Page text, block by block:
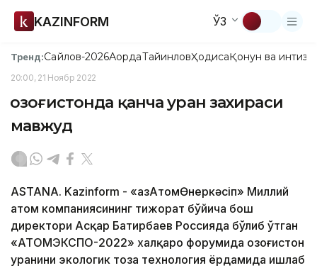
KAZINFORM ЎЗ
Тренд:Сайлов-2026АқордаТайинловҲодисаҚонун ва
20:00, 21 Ноябр 2022
Қозоғистонда қанча уран захираси
мавжуд
ASTANA. Kazinform - «ҚазАтомӨнеркәсіп» Миллий
атом компаниясининг тижорат бўйича бош
директори Асқар Батирбаев Россияда бўлиб ўтган
«АТОМЭКСПО-2022» халқаро форумида Қозоғистон
уранини экологик тоза технология ёрдамида ишлаб